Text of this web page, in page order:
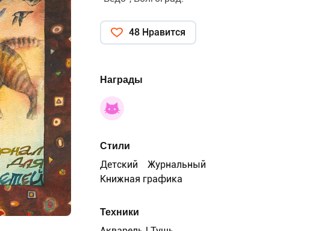
48 Нравится
Награды
Стили
Детский
Журнальный
Книжная графика
Техники